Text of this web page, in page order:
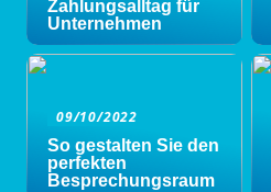
Zahlungsalltag für
Unternehmen
09/10/2022
So gestalten Sie den
perfekten
Besprechungsraum